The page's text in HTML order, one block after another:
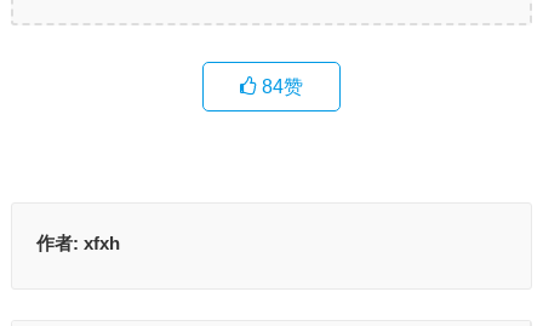
84赞
作者: xfxh